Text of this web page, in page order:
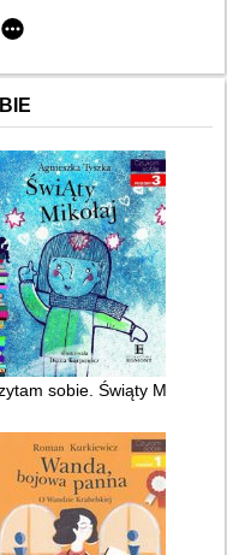
sobie. Świąty Mikołaj